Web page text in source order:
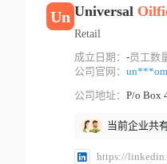
Un Universal
Retail
成立日期： -员工数
公司官网： un***om
公司地址： P/o Box
当前企业共
https://